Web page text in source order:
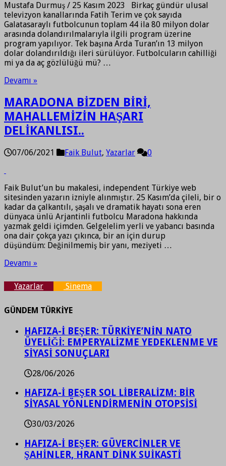
Mustafa Durmuş / 25 Kasım 2023 Birkaç gündür ulusal
televizyon kanallarında Fatih Terim ve çok sayıda
Galatasaraylı futbolcunun toplam 44 ila 80 milyon dolar
arasında dolandırılmalarıyla ilgili program üzerine
program yapılıyor. Tek başına Arda Turan’ın 13 milyon
dolar dolandırıldığı ileri sürülüyor. Futbolcuların cahilliği
mi ya da aç gözlülüğü mü? …
Devamı »
MARADONA BİZDEN BİRİ,
MAHALLEMİZİN HAŞARI
DELİKANLISI..
07/06/2021 Faik Bulut, Yazarlar 0
Faik Bulut’un bu makalesi, independent Türkiye web
sitesinden yazarın izniyle alınmıştır. 25 Kasım’da çileli, bir o
kadar da çalkantılı, şaşalı ve dramatik hayatı sona eren
dünyaca ünlü Arjantinli futbolcu Maradona hakkında
yazmak geldi içimden. Gelgelelim yerli ve yabancı basında
ona dair çokça yazı çıkınca, bir an için durup
düşündüm: Değinilmemiş bir yanı, meziyeti …
Devamı »
Yazarlar Sinema
GÜNDEM TÜRKİYE
HAFIZA-İ BEŞER: TÜRKİYE’NİN NATO
ÜYELİĞİ: EMPERYALİZME YEDEKLENME VE
SİYASİ SONUÇLARI
28/06/2026
HAFIZA-İ BEŞER SOL LİBERALİZM: BİR
SİYASAL YÖNLENDİRMENİN OTOPSİSİ
30/03/2026
HAFIZA-İ BEŞER: GÜVERCİNLER VE
ŞAHİNLER, HRANT DİNK SUİKASTİ